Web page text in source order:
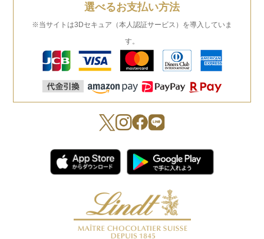
選べるお支払い方法
※当サイトは3Dセキュア（本人認証サービス）を導入していま
す。